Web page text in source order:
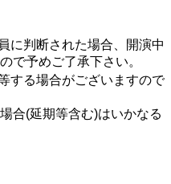
に判断された場合、開演中
で予めご了承下さい。
する場合がございますので
合(延期等含む)はいかなる